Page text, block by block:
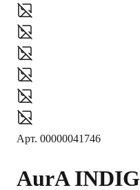
Арт. 00000041746
AurA